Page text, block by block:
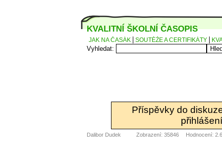
KVALITNÍ ŠKOLNÍ ČASOPIS
JAK NA ČASÁK SOUTĚŽE A CERTIFIKÁTY
Vyhledat:
Příspěvky do
Dalibor Dudek Zobrazení: 35846 Hodnocení: